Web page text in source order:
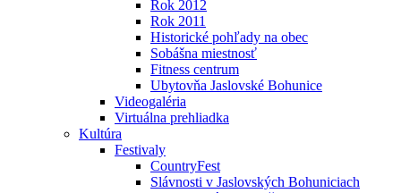
Rok 2012
Rok 2011
Historické pohľady na obec
Sobášna miestnosť
Fitness centrum
Ubytovňa Jaslovské Bohunice
Videogaléria
Virtuálna prehliadka
Kultúra
Festivaly
CountryFest
Slávnosti v Jaslovských Bohuniciach